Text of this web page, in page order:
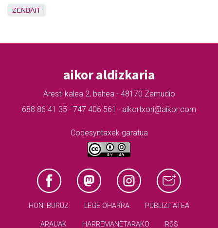
ZENBAIT
aikor aldizkaria
Aresti kalea 2, behea - 48170 Zamudio
688 86 41 35 · 747 406 561 · aikortxori@aikor.com
Codesyntaxek garatua
HONI BURUZ LEGE OHARRA PUBLIZITATEA
ARAUAK HARREMANETARAKO RSS